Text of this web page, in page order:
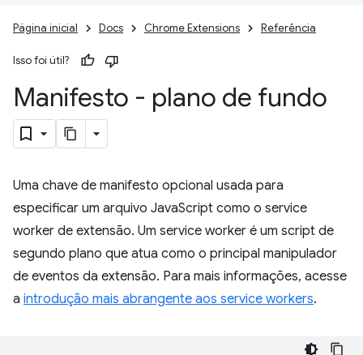
Página inicial Docs Chrome Extensions Referência
Isso foi útil?
Manifesto - plano de fundo
Uma chave de manifesto opcional usada para
especificar um arquivo JavaScript como o service
worker de extensão. Um service worker é um script de
segundo plano que atua como o principal manipulador
de eventos da extensão. Para mais informações, acesse
a introdução mais abrangente aos service workers.